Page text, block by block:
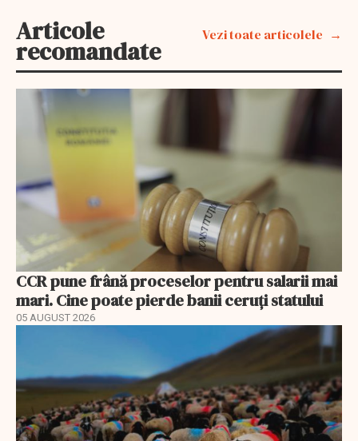
Articole
recomandate
Vezi toate articolele
CCR pune frână proceselor pentru salarii mai
mari. Cine poate pierde banii ceruți statului
05 AUGUST 2026